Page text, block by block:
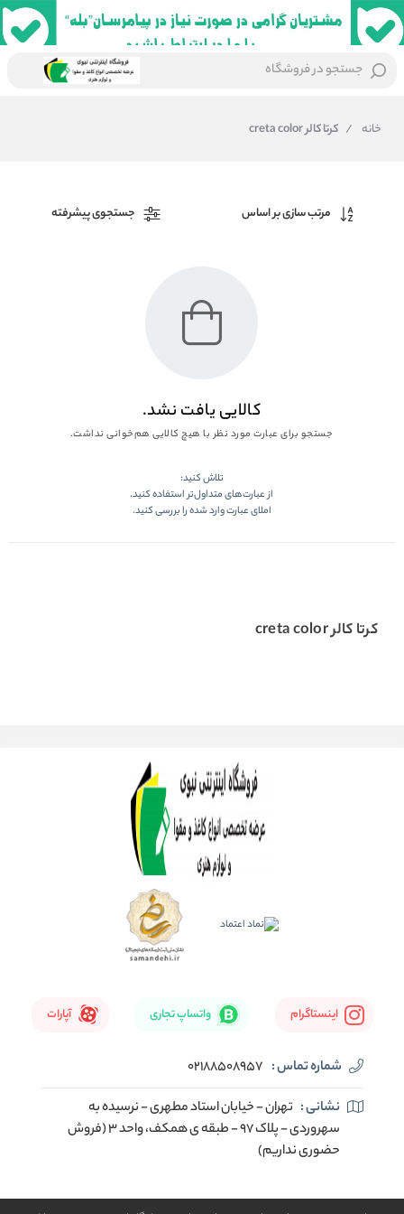
جستجو در فروشگاه
خانه / کرتا کالر creta color
مرتب سازی بر اساس جستجوی پیشرفته
کالایی یافت نشد.
جستجو برای عبارت مورد نظر با هیچ کالایی هم‌خوانی نداشت.
تلاش کنید:
از عبارت‌های متداول‌تر استفاده کنید.
املای عبارت وارد شده را بررسی کنید.
کرتا کالر creta color
اینستاگرام واتساپ تجاری آپارات
شماره تماس : 02188508957
نشانی : تهران - خیابان استاد مطهری - نرسیده به
سهروردی - پلاک 97 - طبقه ی همکف، واحد 3 (فروش
حضوری نداریم)